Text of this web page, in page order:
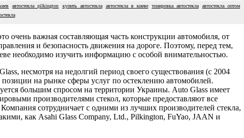
автостекла pilkington купить автостекла автостекла в киеве тонировка автостекла
автостекла оптом
очень важная составляющая часть конструкции автомобиля, от
и безопасность движения на дороге. Поэтому, перед тем,
необходимо изучить информацию с особой внимательностью.
несмотря на недолгий период своего существования (с 2004
позиции на рынке сферы услуг по остеклению автомобилей.
большим спросом на территории Украины. Auto Glass имеет
производителями стекол, которые предоставляют все
сотрудничает с одними из лучших производителей стекла,
как Asahi Glass Company, Ltd., Pilkington, FuYao, JAAN и